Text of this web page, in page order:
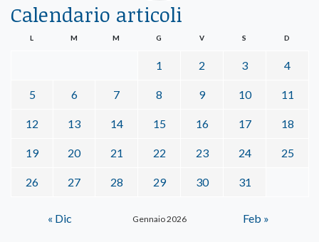
Calendario articoli
Gennaio 2026
L M M G V S D
1 2 3 4
5 6 7 8 9 10 11
12 13 14 15 16 17 18
19 20 21 22 23 24 25
26 27 28 29 30 31
« Dic Feb »